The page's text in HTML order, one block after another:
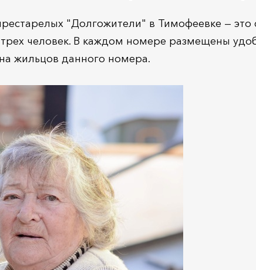
"Долгожители" в Тимофеевке — это
человек. В каждом номере размещены
жильцов данного номера.